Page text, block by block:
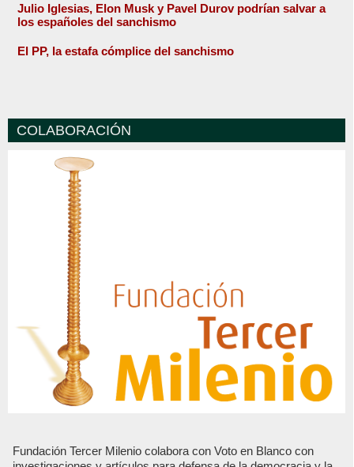
Julio Iglesias, Elon Musk y Pavel Durov podrían salvar a
los españoles del sanchismo
El PP, la estafa cómplice del sanchismo
COLABORACIÓN
Fundación Tercer Milenio colabora con Voto en Blanco con